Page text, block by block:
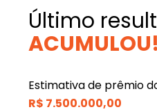
Último
ACUMULOU!
Estimativa de prêmio
R$ 7.500.000,00